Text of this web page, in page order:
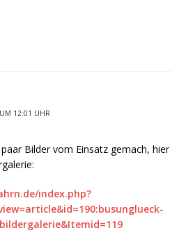
12:01 UHR
Bilder vom Einsatz gemach, hier
index.php?